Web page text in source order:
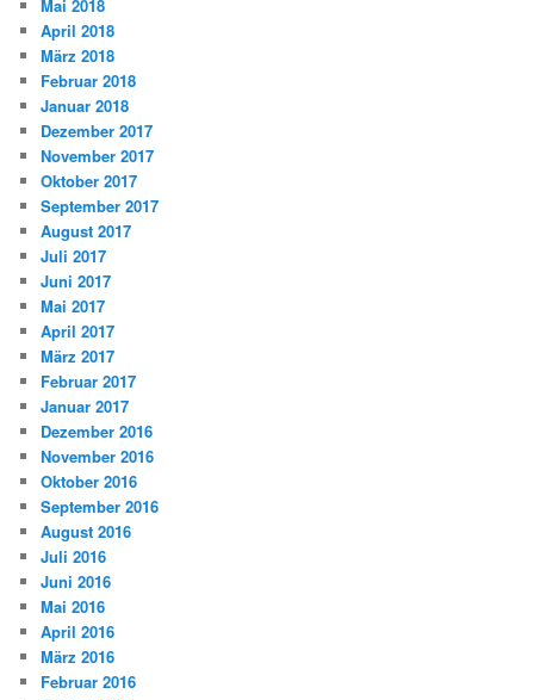
Mai 2018
April 2018
März 2018
Februar 2018
Januar 2018
Dezember 2017
November 2017
Oktober 2017
September 2017
August 2017
Juli 2017
Juni 2017
Mai 2017
April 2017
März 2017
Februar 2017
Januar 2017
Dezember 2016
November 2016
Oktober 2016
September 2016
August 2016
Juli 2016
Juni 2016
Mai 2016
April 2016
März 2016
Februar 2016